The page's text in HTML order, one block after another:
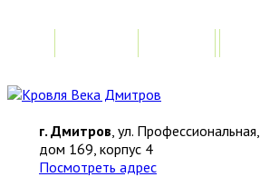
г. Дмитров, ул. Профессиональная,
дом 169, корпус 4
Посмотреть адрес